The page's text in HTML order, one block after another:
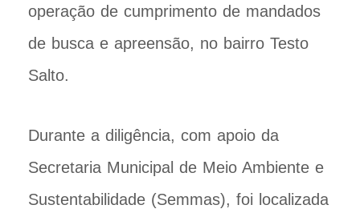
operação de cumprimento de mandados
de busca e apreensão, no bairro Testo
Salto.
Durante a diligência, com apoio da
Secretaria Municipal de Meio Ambiente e
Sustentabilidade (Semmas), foi localizada